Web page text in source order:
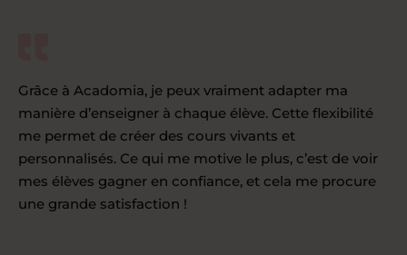
Grâce à Acadomia, je peux vraiment adapter ma
manière d’enseigner à chaque élève. Cette flexibilité
me permet de créer des cours vivants et
personnalisés. Ce qui me motive le plus, c’est de voir
mes élèves gagner en confiance, et cela me procure
une grande satisfaction !